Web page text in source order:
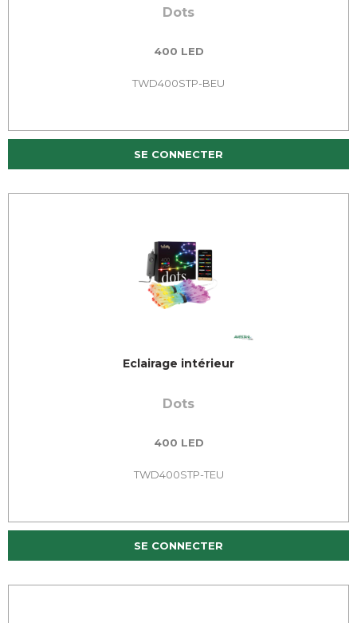
Dots
400 LED
TWD400STP-BEU
SE CONNECTER
Eclairage intérieur
Dots
400 LED
TWD400STP-TEU
SE CONNECTER